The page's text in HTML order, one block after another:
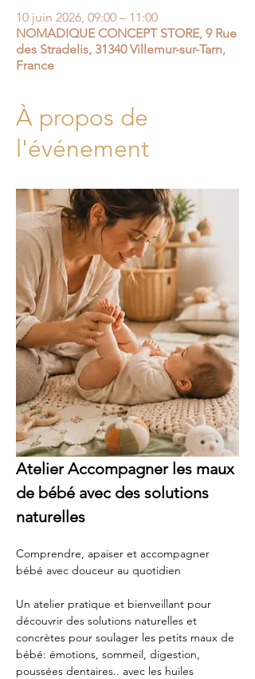
10 juin 2026, 09:00 – 11:00
NOMADIQUE CONCEPT STORE, 9 Rue
des Stradelis, 31340 Villemur-sur-Tarn,
France
À propos de
l'événement
Atelier Accompagner les maux
de bébé avec des solutions
naturelles
Comprendre, apaiser et accompagner
bébé avec douceur au quotidien
Un atelier pratique et bienveillant pour
découvrir des solutions naturelles et
concrètes pour soulager les petits maux de
bébé: émotions, sommeil, digestion,
poussées dentaires.. avec les huiles